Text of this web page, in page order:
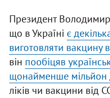
Президент
що в Україні є
виготовляти вакцину
він пообіцяв
щонайменше мільйон
ліків чи вакцини від